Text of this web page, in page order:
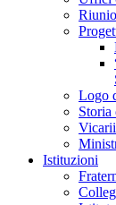
Logo
Storia
Istituzioni